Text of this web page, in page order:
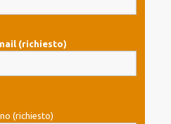
(richiesto)
(richiesto)